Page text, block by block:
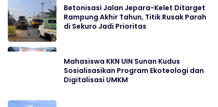
Betonisasi Jalan Jepara-Kelet Ditarget
Rampung Akhir Tahun, Titik Rusak Parah
di Sekuro Jadi Prioritas
Mahasiswa KKN UIN Sunan Kudus
Sosialisasikan Program Ekoteologi dan
Digitalisasi UMKM